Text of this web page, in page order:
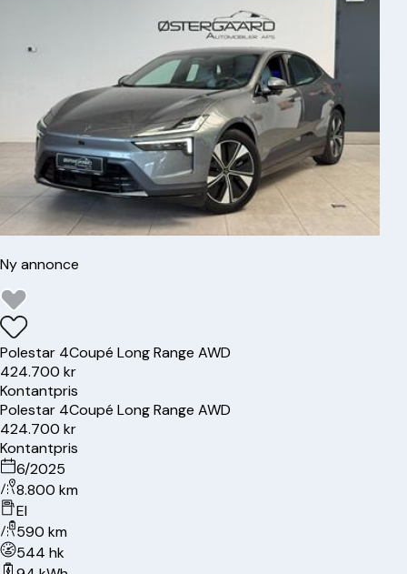
Ny annonce
Polestar 4Coupé Long Range AWD
424.700 kr
Kontantpris
Polestar 4Coupé Long Range AWD
424.700 kr
Kontantpris
6/2025
8.800 km
El
590 km
544 hk